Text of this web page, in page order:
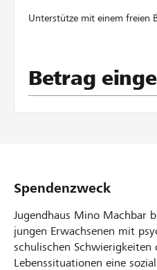
Unterstütze mit einem freien
Betrag
Spendenzweck
Jugendhaus Mino Machbar
jungen Erwachsenen mit
schulischen Schwierigkeiten
Lebenssituationen eine